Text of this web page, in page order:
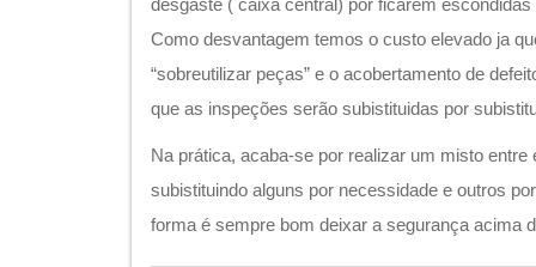
desgaste ( caixa central) por ficarem
Como desvantagem temos o custo elevado ja
“sobreutilizar peças” e o acobertamento de
que as inspeções serão subistituidas por
Na prática, acaba-se por realizar um misto entre
subistituindo alguns por necessidade e outros
forma é sempre bom deixar a segurança acima